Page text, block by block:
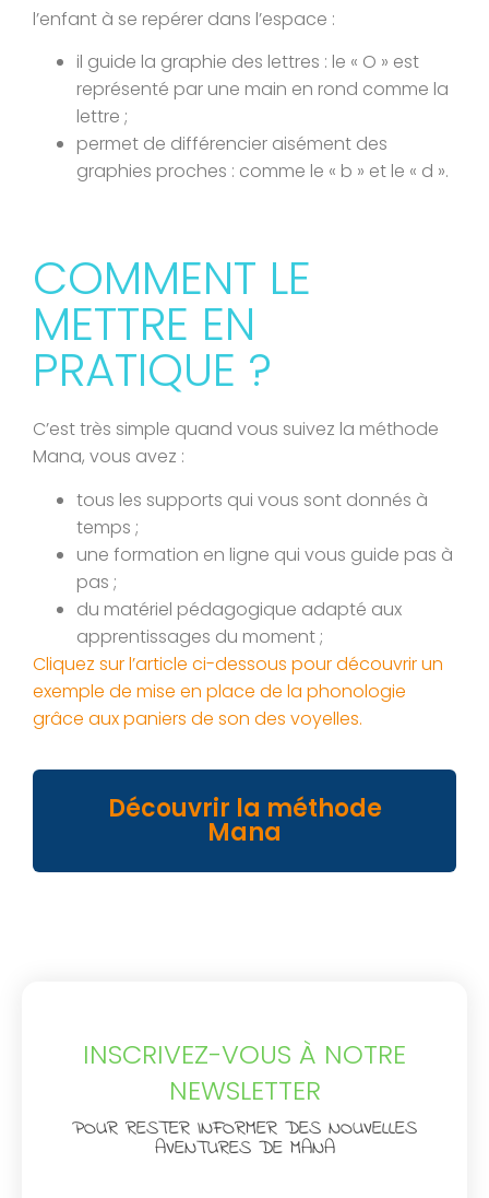
l’enfant à se repérer dans l’espace :
il guide la graphie des lettres : le « O » est
représenté par une main en rond comme la
lettre ;
permet de différencier aisément des
graphies proches : comme le « b » et le « d ».
COMMENT LE
METTRE EN
PRATIQUE ?
C’est très simple quand vous suivez la méthode
Mana, vous avez :
tous les supports qui vous sont donnés à
temps ;
une formation en ligne qui vous guide pas à
pas ;
du matériel pédagogique adapté aux
apprentissages du moment ;
Cliquez sur l’article ci-dessous pour découvrir un
exemple de mise en place de la phonologie
grâce aux paniers de son des voyelles.
Découvrir la méthode
Mana
INSCRIVEZ-VOUS À NOTRE
NEWSLETTER
POUR RESTER INFORMER DES NOUVELLES
AVENTURES DE MANA